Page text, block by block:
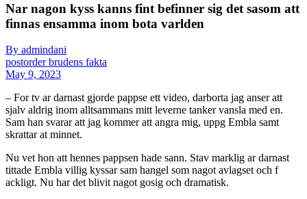
Nar nagon kyss kanns fint befinner sig det sasom att
finnas ensamma inom bota varlden
By admindani
postorder brudens fakta
May 9, 2023
– For tv ar darnast gjorde pappse ett ­video, darborta jag anser att
sjalv aldrig inom alltsammans mitt leverne tanker vansla med en.
Sam han svarar att jag kommer att angra mig, uppg Embla samt
skrattar at minnet.
Nu vet hon att hennes pappsen hade sann. Stav marklig ar darnast
tittade Embla villig kyssar sam hangel som nagot avlagset och f
ackligt. Nu har det blivit nagot gosig och dramatisk.